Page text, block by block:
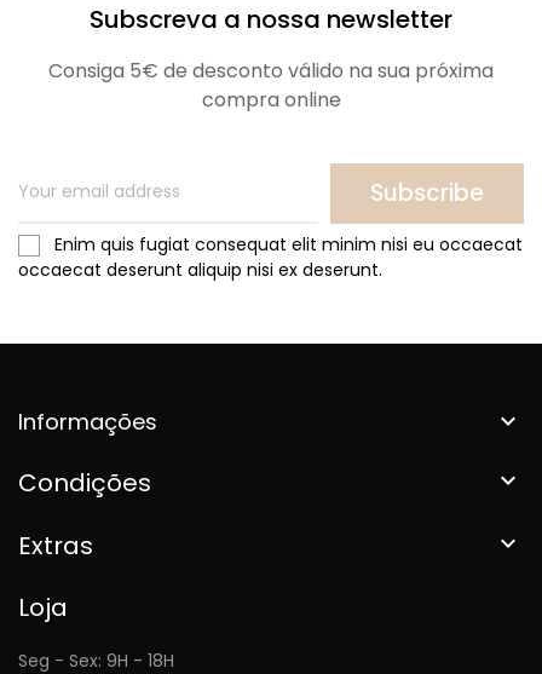
Subscreva a nossa newsletter
Consiga 5€ de desconto válido na sua próxima
compra online
Subscribe
Enim quis fugiat consequat elit minim nisi eu occaecat
occaecat deserunt aliquip nisi ex deserunt.
Informações 
Condições 
Extras 
Loja
Seg - Sex: 9H - 18H